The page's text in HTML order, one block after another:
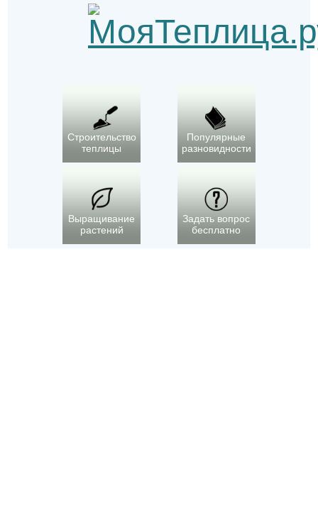
Строительство
теплицы
Популярные
разновидности
Выращивание
растений
Задать вопрос
бесплатно